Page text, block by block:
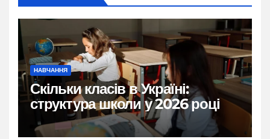
НАВЧАННЯ
Скільки класів в Україні:
структура школи у 2026 році